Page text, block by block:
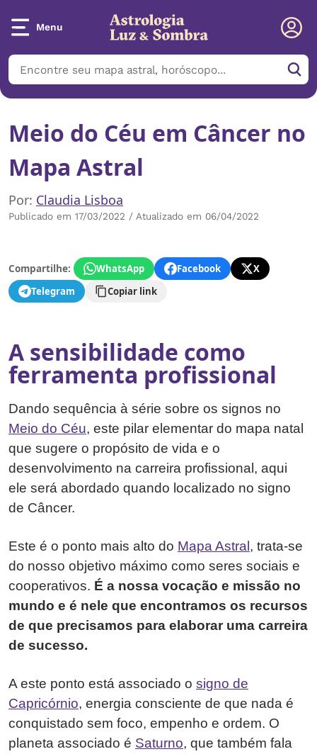
Menu
Meio do Céu em Câncer no
Mapa Astral
Por: Claudia Lisboa
Publicado em 17/03/2022 / Atualizado em 06/04/2022
Compartilhe: WhatsApp Facebook
X
Telegram
Copiar link
A sensibilidade como
ferramenta profissional
Dando sequência à série sobre os signos no
Meio do Céu, este pilar elementar do mapa natal
que sugere o propósito de vida e o
desenvolvimento na carreira profissional, aqui
ele será abordado quando localizado no signo
de Câncer.
Este é o ponto mais alto do Mapa Astral , trata-se
do nosso objetivo máximo como seres sociais e
cooperativos. É a nossa vocação e missão no
mundo e é nele que encontramos os recursos
de que precisamos para elaborar uma carreira
de sucesso.
A este ponto está associado o signo de
Capricórnio, energia consciente de que nada é
conquistado sem foco, empenho e ordem. O
planeta associado é Saturno, que também fala